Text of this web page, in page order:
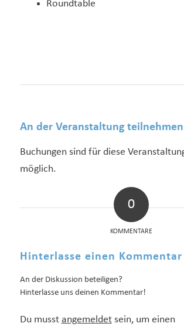
Roundtable
An der Veranstaltung teilnehmen
Buchungen sind für diese
möglich.
0
KOMMENTARE
Hinterlasse einen Kommentar
An der Diskussion beteiligen?
Hinterlasse uns deinen Kommentar!
Du musst angemeldetsein, um einen